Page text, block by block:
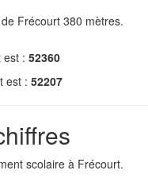
Frécourt 380 mètres.
est : 52360
est : 52207
scolaire à Frécourt.